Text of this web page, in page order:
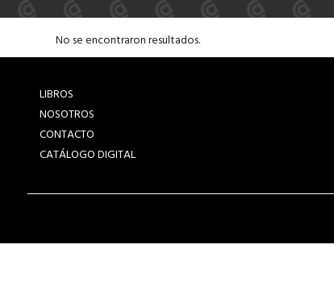
No se encontraron resultados.
LIBROS
NOSOTROS
CONTACTO
CATÁLOGO DIGITAL